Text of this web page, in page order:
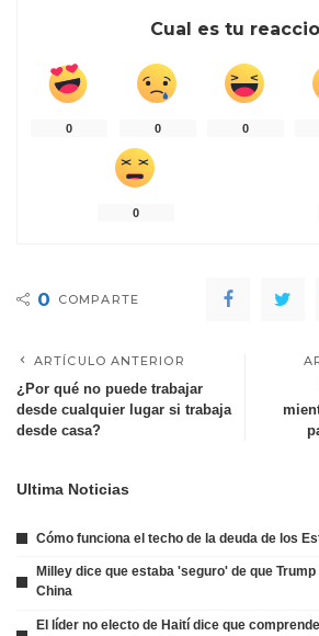
Cual es tu
0 0 0
0
0 COMPARTE
ARTÍCULO ANTERIOR
¿Por qué no puede trabajar
desde cualquier lugar si trabaja
desde casa?
Ultima Noticias
Cómo funciona el techo de la deuda de los
Milley dice que estaba 'seguro' de que
China
El líder no electo de Haití dice que